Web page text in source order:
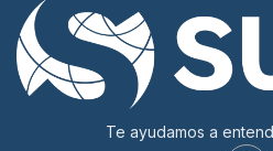
Te ayudamos a